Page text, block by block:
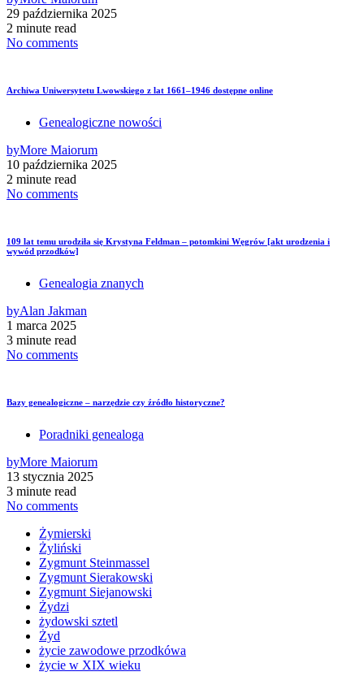
29 października 2025
2 minute read
No comments
Archiwa Uniwersytetu Lwowskiego z lat 1661–1946 dostępne online
Genealogiczne nowości
byMore Maiorum
10 października 2025
2 minute read
No comments
109 lat temu urodziła się Krystyna Feldman – potomkini Węgrów [akt urodzenia i
wywód przodków]
Genealogia znanych
byAlan Jakman
1 marca 2025
3 minute read
No comments
Bazy genealogiczne – narzędzie czy źródło historyczne?
Poradniki genealoga
byMore Maiorum
13 stycznia 2025
3 minute read
No comments
Żymierski
Żyliński
Zygmunt Steinmassel
Zygmunt Sierakowski
Zygmunt Siejanowski
Żydzi
żydowski sztetl
Żyd
życie zawodowe przodkówa
życie w XIX wieku